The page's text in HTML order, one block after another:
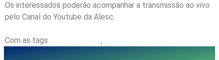
Os interessados poderão acompanhar a transmissão ao vivo
pelo Canal do Youtube da Alesc.
Com as tags ,